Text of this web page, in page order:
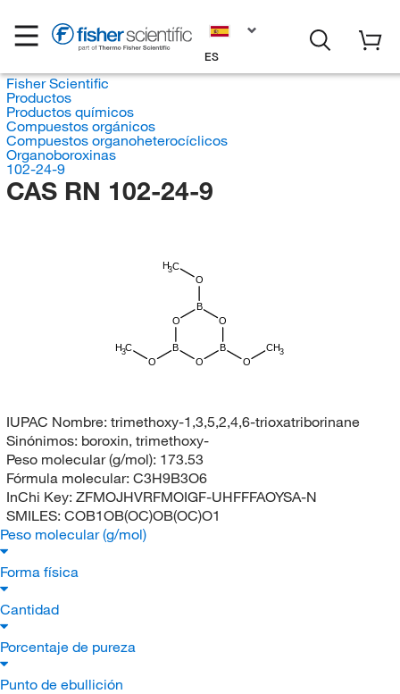
ES
Fisher Scientific
Productos
Productos químicos
Compuestos orgánicos
Compuestos organoheterocíclicos
Organoboroxinas
102-24-9
CAS RN 102-24-9
H3C
O
B
O
B
O
CH3
O
B
O
H3C
O
IUPAC Nombre: trimethoxy-1,3,5,2,4,6-trioxatriborinane
Sinónimos: boroxin, trimethoxy-
Peso molecular (g/mol): 173.53
Fórmula molecular: C3H9B3O6
InChi Key: ZFMOJHVRFMOIGF-UHFFFAOYSA-N
SMILES: COB1OB(OC)OB(OC)O1
Peso molecular (g/mol)
Forma física
Cantidad
Porcentaje de pureza
Punto de ebullición